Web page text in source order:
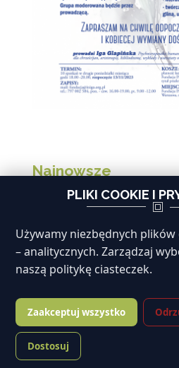
Najnowsze
Sekretariat nieczynny 5
Moje dziecko mnie złości
Jasna Strona Życia
Odzyskać światełko
nastolatka w depresji i nie
siebie?
PLIKI COOKIE I
Używamy niezbędnych
– analitycznych. Zarządzaj
naszą politykę ciasteczek.
Zaakceptuj wszystko
Dostosuj